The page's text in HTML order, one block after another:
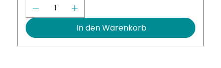
Wert ein oder benutze die
Produkt Anzahl: Gib den
In den Warenkorb